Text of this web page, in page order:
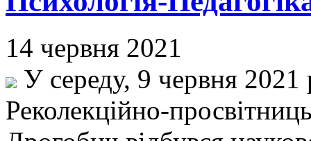
14 червня 2021
У середу, 9 червня
Реколекційно-